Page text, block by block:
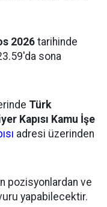
2026 tarihinde
sona
Türk
Kapısı Kamu İşe
adresi üzerinden
pozisyonlardan ve
yapabilecektir.